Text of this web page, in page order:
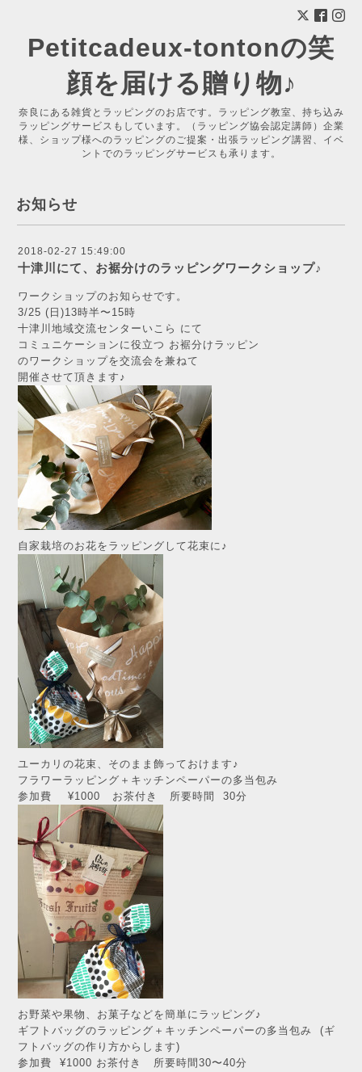
Petitcadeux-tontonの笑
顔を届ける贈り物♪
奈良にある雑貨とラッピングのお店です。ラッピング教室、持ち込み
ラッピングサービスもしています。（ラッピング協会認定講師）企業
様、ショップ様へのラッピングのご提案・出張ラッピング講習、イベ
ントでのラッピングサービスも承ります。
お知らせ
2018-02-27 15:49:00
十津川にて、お裾分けのラッピングワークショップ♪
ワークショップのお知らせです。
3/25 (日)13時半〜15時
十津川地域交流センターいこら にて
コミュニケーションに役立つ お裾分けラッピン
のワークショップを交流会を兼ねて
開催させて頂きます♪
自家栽培のお花をラッピングして花束に♪
ユーカリの花束、そのまま飾っておけます♪
フラワーラッピング＋キッチンペーパーの多当包み
参加費 ¥1000 お茶付き 所要時間 30分
お野菜や果物、お菓子などを簡単にラッピング♪
ギフトバッグのラッピング＋キッチンペーパーの多当包み (ギ
フトバッグの作り方からします)
参加費 ¥1000 お茶付き 所要時間30〜40分